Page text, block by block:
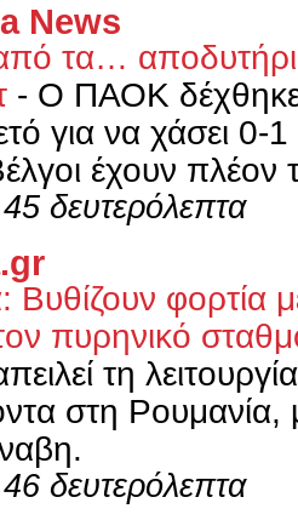
News
τα…
- Ο ΠΑΟΚ δέχθηκε
για να χάσει
έχουν
δευτερόλεπτα
Βυθίζουν φορτία
πυρηνικό
τη
στη Ρουμανία,
δευτερόλεπτα